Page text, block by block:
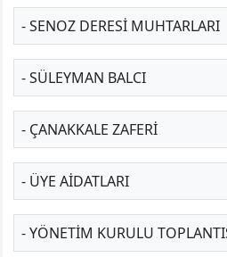
- SENOZ DERESI MUHTARLARI
- SÜLEYMAN BALCI
- ÇANAKKALE ZAFERI
- ÜYE AİDATLARI
- YÖNETIM KURULU